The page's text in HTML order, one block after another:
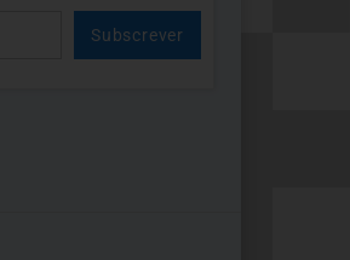
Subscrever